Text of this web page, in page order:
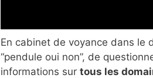
En cabinet de voyance dans le
“pendule oui non”, de
informations sur tous les